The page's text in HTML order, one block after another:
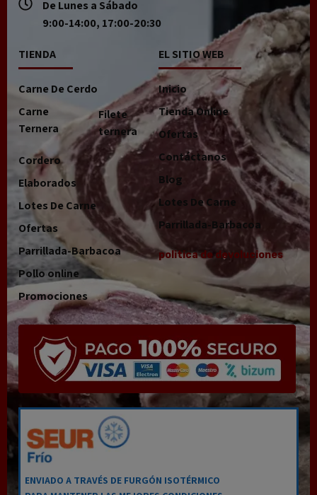
De Lunes a Sábado
9:00-14:00, 17:00-20:30
TIENDA
Carne De Cerdo
Carne
Ternera
Filete
ternera
Cordero
Elaborados
Lotes De Carne
Ofertas
Parrillada-Barbacoa
Pollo online
Promociones
EL SITIO WEB
Inicio
Tienda Online
Ofertas
Contáctanos
Blog
Lotes De Carne
Parrillada-Barbacoa
politica de devoluciones
ENVIADO A TRAVÉS DE FURGÓN ISOTÉRMICO